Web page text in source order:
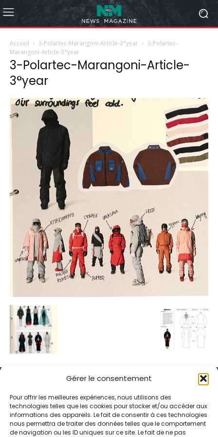
Gérer le consentement
Pour offrir les meilleures expériences, nous utilisons des
technologies telles que les cookies pour stocker et/ou accéder aux
informations des appareils. Le fait de consentir à ces technologies
nous permettra de traiter des données telles que le comportement
de navigation ou les ID uniques sur ce site. Le fait de ne pas
Accueil 3-Polartec-Marangoni-Article-3°year
3-Polartec-
Marangoni-Article-3°year
3-Polartec-Marangoni-Article-
3°year
Alternative Média est une agence de relations presse et de
relations publiques basée à Grenoble. Depuis 1995, elle conçoit et